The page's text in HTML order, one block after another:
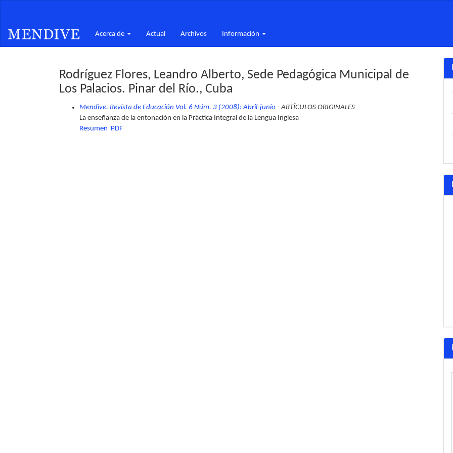
principal
Barra
Acerca de Actual Archivos Información
Rodríguez Flores, Leandro Alberto, Sede Pedagógica Municipal de
Los Palacios. Pinar del Río., Cuba
Mendive. Revista de Educación Vol. 6 Núm. 3 (2008): Abril-junio - ARTÍCULOS ORIGINALES
La enseñanza de la entonación en la Práctica Integral de la Lengua Inglesa
Resumen PDF